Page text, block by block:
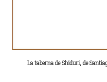
La taberna de Shiduri, de